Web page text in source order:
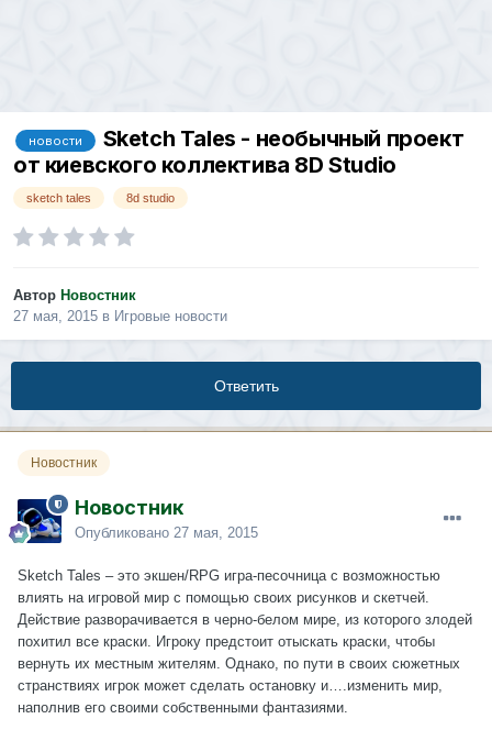
новости
Sketch Tales - необычный проект
от киевского коллектива 8D Studio
sketch tales 8d studio
Автор Новостник
27 мая, 2015 в Игровые новости
Ответить
Новостник
Новостник
Опубликовано 27 мая, 2015
Sketch Tales – это экшен/RPG игра-песочница с возможностью
влиять на игровой мир с помощью своих рисунков и скетчей.
Действие разворачивается в черно-белом мире, из которого злодей
похитил все краски. Игроку предстоит отыскать краски, чтобы
вернуть их местным жителям. Однако, по пути в своих сюжетных
странствиях игрок может сделать остановку и….изменить мир,
наполнив его своими собственными фантазиями.